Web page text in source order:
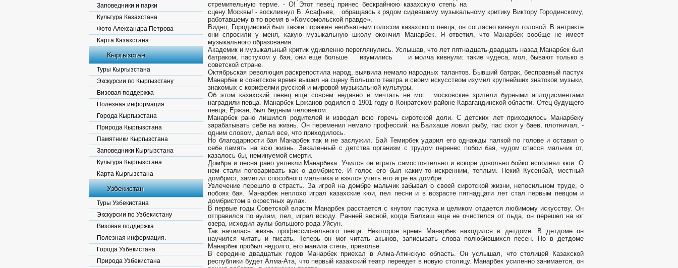
Заповедники и парки
Культура Казахстана
Фото Александра Петрова
Карта Казахстана
Кыргызстан
Туры Кыргызстана
Экскурсии по Кыргызстану
Визовая поддержка
Полезная информация.
Города Кыргызстана
Природа Кыргызстана
Памятники Кыргызстана
Заповедники Кыргызстана
Культура Кыргызстана
Карта Кыргызстана
Узбекистан
Туры Узбекистана
Экскурсии по Узбекистану
Визовая поддержка
Полезная информация.
Города Узбекистана
Природа Узбекистана
стремительную терме. - О! Этот певец принес бескрайнюю казахскую степь на
сцену Москвы! - воскликнул Б. Асафьев, обращаясь к рядом сидевшему музыкальному критику Виктору Городинскому,
работавшему в то время в «Комсомольской правде».
Видно, Городинский был также поражен необъятным голосом казахского певца, он согласно кивнул головой. В антракте
они спросили у меня, какую музыкальную школу окончил Манарбек. Я ответил, что Манарбек вообще не имеет
музыкального образования.
Академик и музыкальный критик удивленно переглянулись. Услышав, что лет пятнадцать-двадцать назад Манарбек был
батраком, пастухом у бая, они еще больше изумились и молча кивнули: такие чудеса, мол, бывают только в
советской стране.
Октябрьская революция раскрепостила народ, выявила немало народных талантов. Бывший батрак, бесправный пастух
Манарбек в советское время вышел на сцену Большого театра и своим искусством изумил крупнейших знатоков музыки,
знакомых с корифеями русской и мировой музыкальной культуры.
Об этом казахский певец еще совсем недавно и мечтать не мог. московские зрители бурными аплодисментами
наградили певца. Манарбек Ержанов родился в 1901 году в Конратском районе Карагандинской области. Отец будущего
певца, Ержан, был бедным человеком.
Манарбек рано лишился родителей и изведал всю горечь сиротской доли. С детских лет приходилось Манарбеку
зарабатывать себе на жизнь. Он переменил немало профессий: на Балхаше ловил рыбу, пас скот у баев, плотничал, -
одним словом, делал все, что приходилось.
Но благодарности бая Манарбек так и не заслужил. Бай Темирбек ударил его однажды палкой по голове и оставил о
себе память на всю жизнь. Закаленный с детства организм с трудом перенес побои бая, чудом спасся мальчик от,
казалось бы, неминуемой смерти.
Домбра и песня рано увлекли Манарбека. Учился он играть самостоятельно и вскоре довольно бойко исполнял кюи. О
нем стали поговаривать как о домбристе. И голос его был каким-то искренним, теплым. Некий Кусенбай, местный
домбрист, заметил способного мальчика и взялся учить его игре на домбре.
Увлечение перешло в страсть. За игрой на домбре мальчик забывал о своей сиротской жизни, непосильном труде, о
побоях бая. Манарбек неплохо играл казахские кюи, пел песни и в возрасте пятнадцати лет стал первым певцом и
домбристом в окрестных аулах.
В первые годы Советской власти Манарбек расстается с кнутом пастуха и целиком отдается любимому искусству. Он
отправился по аулам, пел, играл всюду. Ранней весной, когда Балхаш еще не очистился от льда, он перешел на юг
озера, исходил аулы большого рода Уйсун.
Так началась жизнь профессионального певца. Некоторое время Манарбек находился в детдоме. В детдоме он
научился читать и писать. Теперь он мог читать акынов, записывать слова полюбившихся песен. Но в детдоме
Манарбек пробыл недолго, его манила степь, приволье.
В середине двадцатых годов Манарбек приехал в Алма-Атинскую область. Он услышал, что столицей Казахской
республики будет Алма-Ата, что первый казахский театр переедет в новую столицу. Манарбек усиленно занимается, он